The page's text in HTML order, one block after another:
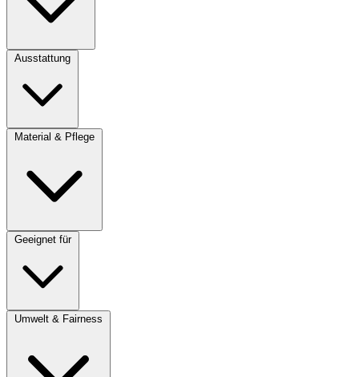
Ausstattung
Material & Pflege
Geeignet für
Umwelt & Fairness